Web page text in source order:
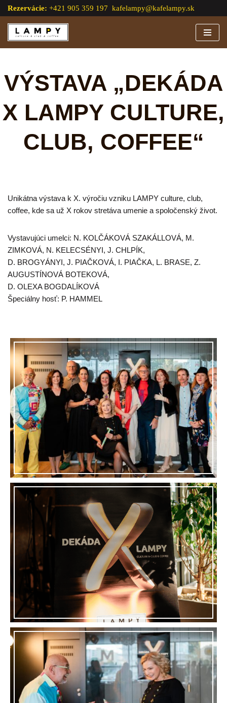
Preskočiť
na
Rezervácie: +421 905 359 197 kafelampy@kafelampy.sk
VÝSTAVA „DEKÁDA
X LAMPY CULTURE,
CLUB, COFFEE“
Unikátna výstava k X. výročiu vzniku LAMPY culture, club,
coffee, kde sa už X rokov stretáva umenie a spoločenský život.
Vystavujúci umelci: N. KOLČÁKOVÁ SZAKÁLLOVÁ, M.
ZIMKOVÁ, N. KELECSÉNYI, J. CHLPÍK,
D. BROGYÁNYI, J. PIAČKOVÁ, I. PIAČKA, L. BRASE, Z.
AUGUSTÍNOVÁ BOTEKOVÁ,
D. OLEXA BOGDALÍKOVÁ
Špeciálny hosť: P. HAMMEL